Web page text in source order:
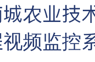
农业技
频监控